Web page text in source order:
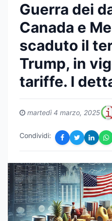
Guerra dei
Canada e
scaduto il
Trump, in
tariffe. I
martedì 4 marzo, 2025
Condividi: